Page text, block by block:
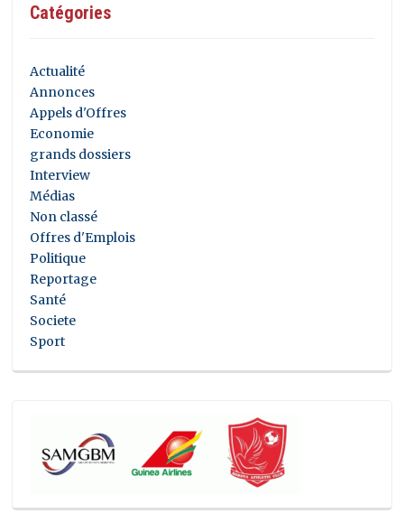
Catégories
Actualité
Annonces
Appels d'Offres
Economie
grands dossiers
Interview
Médias
Non classé
Offres d'Emplois
Politique
Reportage
Santé
Societe
Sport